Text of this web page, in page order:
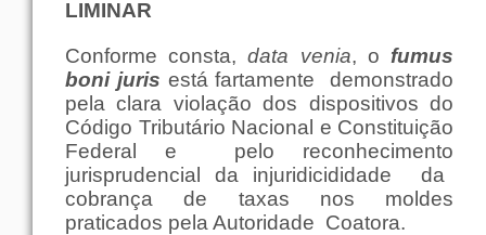
LIMINAR
Conforme consta,data venia, o fumus
boni juris estáfartamente
demonstrado
pela clara violação dos dispositivos do
Código Tributário Nacional e Constituição
Federal e pelo
reconhecimento
jurisprudencial da injuridicididade
da
cobrança de taxas nos
moldes
praticados pela Autoridade Coatora.